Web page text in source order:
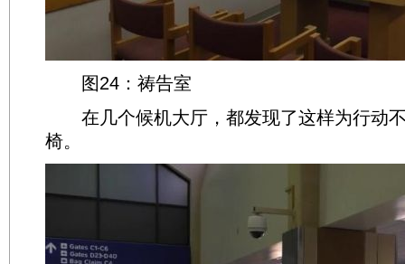
图24：祷告室
在几个候机大厅，都发现了这样为行动
椅。